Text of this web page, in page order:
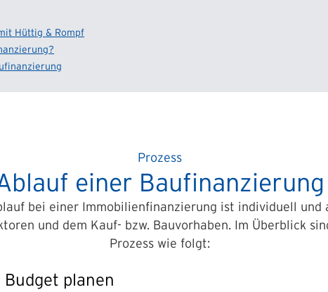
Hüttig & Rompf
Prozess
einer Baufinanzierung
bei einer Immobilienfinanzierung ist individuell und
und dem Kauf- bzw. Bauvorhaben. Im Überblick
Prozess wie folgt:
Budget planen